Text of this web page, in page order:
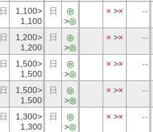
日
1,100>
1,100
日
◎
>◎
× >× --
日
1,200>
1,200
日
◎
>◎
× >× --
日
1,500>
1,500
日
◎
>◎
× >× --
日
1,500>
1,500
日
◎
>◎
× >× --
日
1,300>
1,300
日
◎
>◎
× >× --